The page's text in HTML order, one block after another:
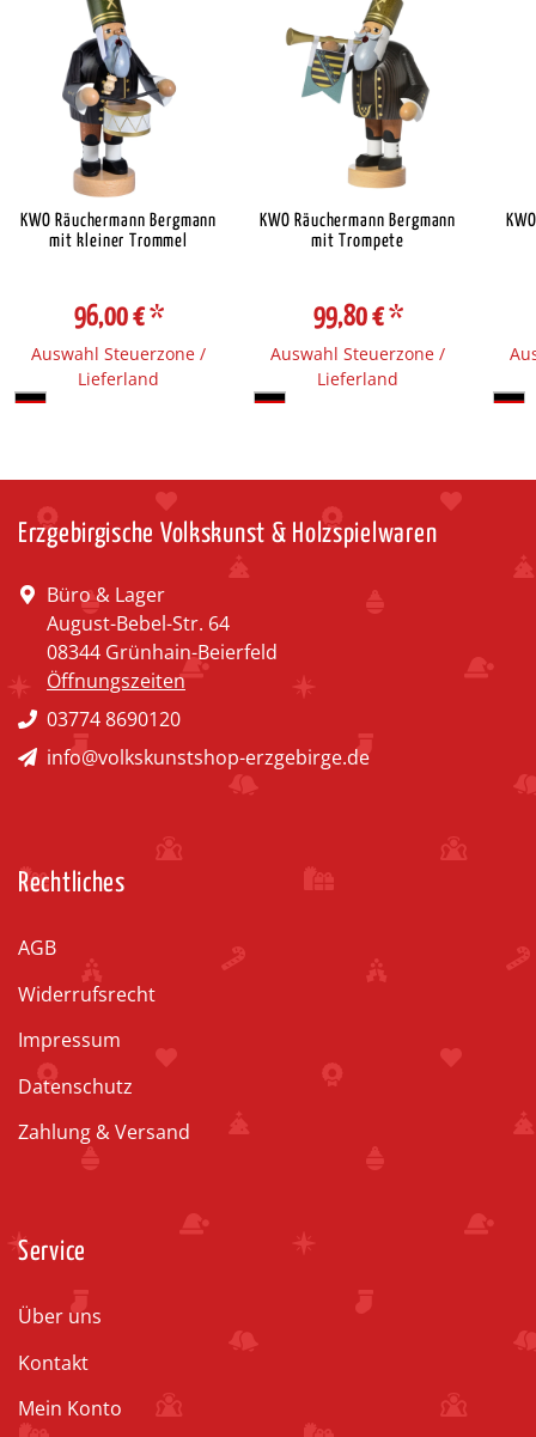
KWO Räuchermann Bergmann
mit kleiner Trommel
96,00 €*
Auswahl Steuerzone /
Lieferland
KWO Räuchermann Bergmann
mit Trompete
99,80 €*
Auswahl Steuerzone /
Lieferland
Erzgebirgische Volkskunst & Holzspielwaren
Büro & Lager
August-Bebel-Str. 64
08344 Grünhain-Beierfeld
Öffnungszeiten
03774 8690120
info@volkskunstshop-erzgebirge.de
Rechtliches
AGB
Widerrufsrecht
Impressum
Datenschutz
Zahlung & Versand
Service
Über uns
Kontakt
Mein Konto